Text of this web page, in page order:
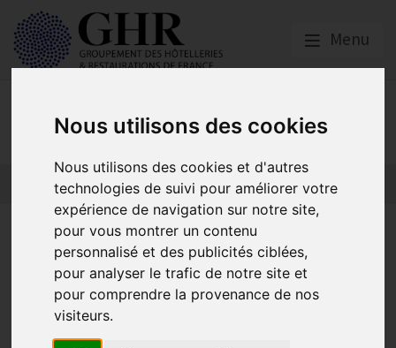
Nous utilisons des cookies
Nous utilisons des cookies et d'autres
technologies de suivi pour améliorer votre
expérience de navigation sur notre site,
pour vous montrer un contenu
personnalisé et des publicités ciblées,
pour analyser le trafic de notre site et
pour comprendre la provenance de nos
visiteurs.
Menu
Actualités
Enquête Inflation GHR x FSV |
Mars 2023
Actualités